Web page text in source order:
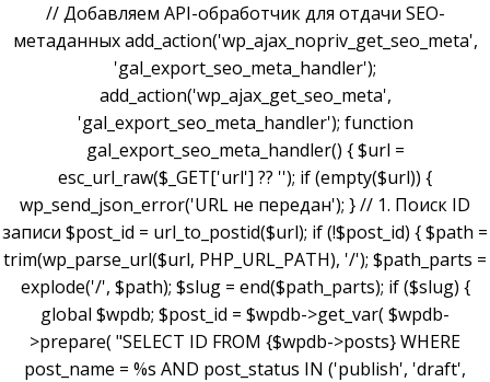
// Добавляем API-обработчик для отдачи SEO-
метаданных add_action('wp_ajax_nopriv_get_seo_meta',
'gal_export_seo_meta_handler');
add_action('wp_ajax_get_seo_meta',
'gal_export_seo_meta_handler'); function
gal_export_seo_meta_handler() { $url =
esc_url_raw($_GET['url'] ?? ''); if (empty($url)) {
wp_send_json_error('URL не передан'); } // 1. Поиск ID
записи $post_id = url_to_postid($url); if (!$post_id) { $path =
trim(wp_parse_url($url, PHP_URL_PATH), '/'); $path_parts =
explode('/', $path); $slug = end($path_parts); if ($slug) {
global $wpdb; $post_id = $wpdb->get_var( $wpdb-
>prepare( "SELECT ID FROM {$wpdb->posts} WHERE
post_name = %s AND post_status IN ('publish', 'draft',